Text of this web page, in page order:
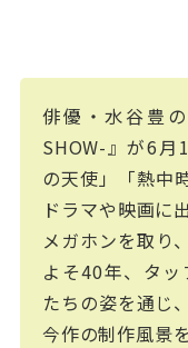
俳優・水谷豊
SHOW-』が6月
の天使」「熱中
ドラマや映画に
メガホンを取り
よそ40年、タ
たちの姿を通じ
今作の制作風景を